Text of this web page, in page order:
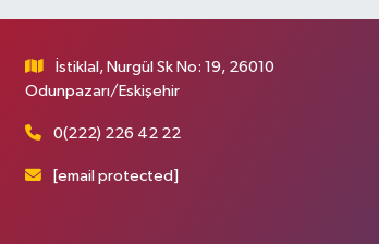
İstiklal, Nurgül Sk No: 19, 26010
Odunpazarı/Eskişehir
0(222) 226 42 22
[email protected]